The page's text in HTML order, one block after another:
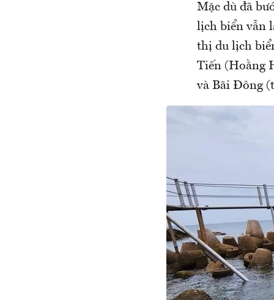
Mặc dù đã
lịch biển vẫn
thị du lịch
Tiến (Hoằng
và Bãi Đông